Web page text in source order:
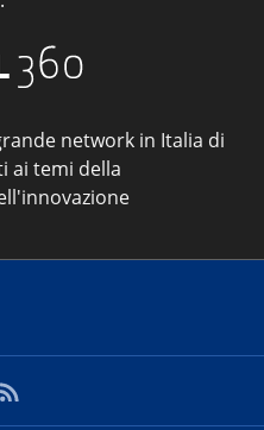
network in Italia di
ai temi della